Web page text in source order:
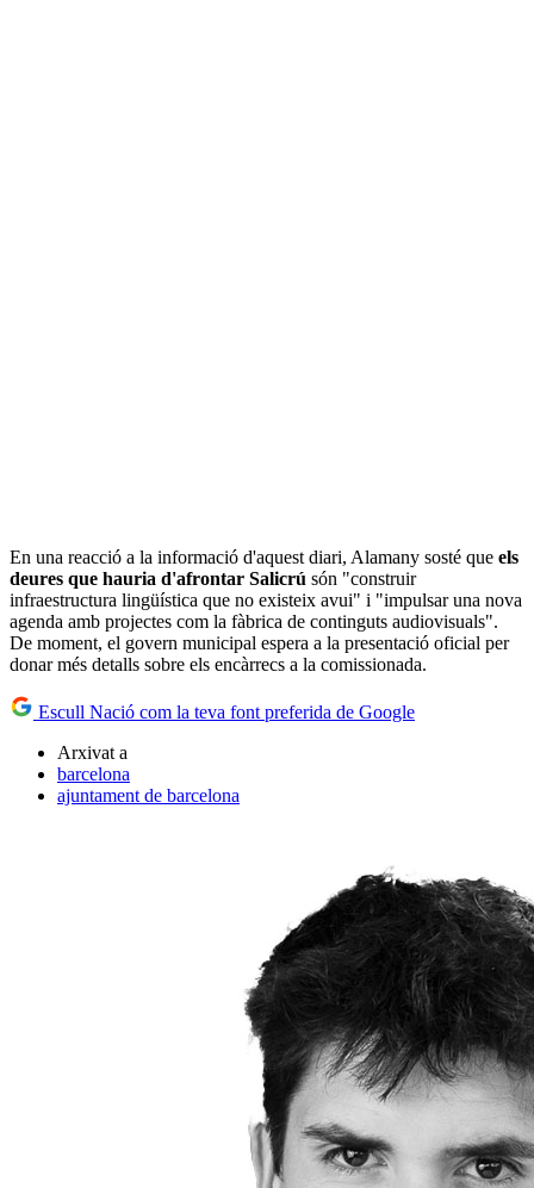
En una reacció a la informació d'aquest diari, Alamany sosté que els
deures que hauria d'afrontar Salicrú són "construir
infraestructura lingüística que no existeix avui" i "impulsar una nova
agenda amb projectes com la fàbrica de continguts audiovisuals".
De moment, el govern municipal espera a la presentació oficial per
donar més detalls sobre els encàrrecs a la comissionada.
Escull Nació com la teva font preferida de Google
Arxivat a
barcelona
ajuntament de barcelona